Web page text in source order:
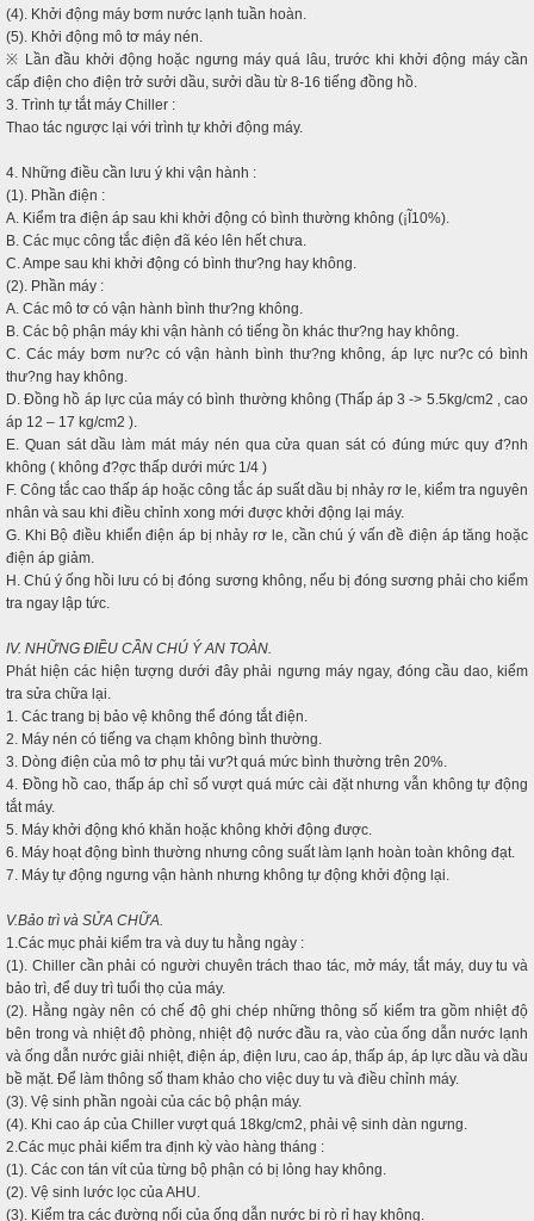
(4). Khởi động máy bơm nước lạnh tuần hoàn.
(5). Khởi động mô tơ máy nén.
※ Lần đầu khởi động hoặc ngưng máy quá lâu, trước khi khởi động máy cần
cấp điện cho điện trở sưởi dầu, sưởi dầu từ 8-16 tiếng đồng hồ.
3. Trình tự tắt máy Chiller :
Thao tác ngược lại với trình tự khởi động máy.
4. Những điều cần lưu ý khi vận hành :
(1). Phần điện :
A. Kiểm tra điện áp sau khi khởi động có bình thường không (¡Ĩ10%).
B. Các mục công tắc điện đã kéo lên hết chưa.
C. Ampe sau khi khởi động có bình thư?ng hay không.
(2). Phần máy :
A. Các mô tơ có vận hành bình thư?ng không.
B. Các bộ phận máy khi vận hành có tiếng ồn khác thư?ng hay không.
C. Các máy bơm nư?c có vận hành bình thư?ng không, áp lực nư?c có bình
thư?ng hay không.
D. Đồng hồ áp lực của máy có bình thường không (Thấp áp 3 -> 5.5kg/cm2 , cao
áp 12 – 17 kg/cm2 ).
E. Quan sát dầu làm mát máy nén qua cửa quan sát có đúng mức quy đ?nh
không ( không đ?ợc thấp dưới mức 1/4 )
F. Công tắc cao thấp áp hoặc công tắc áp suất dầu bị nhảy rơ le, kiểm tra nguyên
nhân và sau khi điều chỉnh xong mới được khởi động lại máy.
G. Khi Bộ điều khiển điện áp bị nhảy rơ le, cần chú ý vấn đề điện áp tăng hoặc
điện áp giảm.
H. Chú ý ống hồi lưu có bị đóng sương không, nếu bị đóng sương phải cho kiểm
tra ngay lập tức.
IV. NHỮNG ĐIỀU CẦN CHÚ Ý AN TOÀN.
Phát hiện các hiện tượng dưới đây phải ngưng máy ngay, đóng cầu dao, kiểm
tra sửa chữa lại.
1. Các trang bị bảo vệ không thể đóng tắt điện.
2. Máy nén có tiếng va chạm không bình thường.
3. Dòng điện của mô tơ phụ tải vư?t quá mức bình thường trên 20%.
4. Đồng hồ cao, thấp áp chỉ số vượt quá mức cài đặt nhưng vẫn không tự động
tắt máy.
5. Máy khởi động khó khăn hoặc không khởi động được.
6. Máy hoạt động bình thường nhưng công suất làm lạnh hoàn toàn không đạt.
7. Máy tự động ngưng vận hành nhưng không tự động khởi động lại.
V.Bảo trì và SỬA CHỮA.
1.Các mục phải kiểm tra và duy tu hằng ngày :
(1). Chiller cần phải có người chuyên trách thao tác, mở máy, tắt máy, duy tu và
bảo trì, để duy trì tuổi thọ của máy.
(2). Hằng ngày nên có chế độ ghi chép những thông số kiểm tra gồm nhiệt độ
bên trong và nhiệt độ phòng, nhiệt độ nước đầu ra, vào của ống dẫn nước lạnh
và ống dẫn nước giải nhiệt, điện áp, điện lưu, cao áp, thấp áp, áp lực dầu và dầu
bề mặt. Để làm thông số tham khảo cho việc duy tu và điều chỉnh máy.
(3). Vệ sinh phần ngoài của các bộ phận máy.
(4). Khi cao áp của Chiller vượt quá 18kg/cm2, phải vệ sinh dàn ngưng.
2.Các mục phải kiểm tra định kỳ vào hàng tháng :
(1). Các con tán vít của từng bộ phận có bị lỏng hay không.
(2). Vệ sinh lước lọc của AHU.
(3). Kiểm tra các đường nối của ống dẫn nước bị rò rỉ hay không.